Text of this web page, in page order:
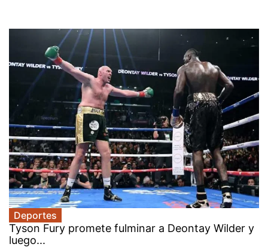
Deportes
Tyson Fury promete fulminar a Deontay Wilder y
luego...